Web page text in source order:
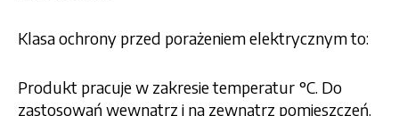
Klasa ochrony przed porażeniem elektrycznym to:
Produkt pracuje w zakresie temperatur °C. Do
zastosowań wewnątrz i na zewnątrz pomieszczeń.